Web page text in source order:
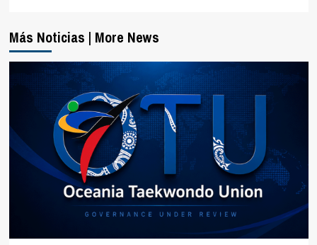
Más Noticias | More News